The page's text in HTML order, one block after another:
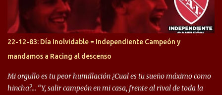
rendimiento que ha producido en el Rojo. Pasando a jugadores que
jugaron en Defensa y ahora están en el rojo, tenemos a la dupla
Gastón Togni y Domingo Blanco, donde ambos explotaron
futbolísticamente hablando en el equipo de Varela, donde, por
ejemplo, el caso de Mingo llego a ser tenido en cuenta para el
Seleccionado Argentino, rendimiento que aún no ha logrado
mostrar en Independiente. En e...
22-12-83: Día Inolvidable = Independiente Campeón y
mandamos a Racing al descenso
Mi orgullo es tu peor humillación ¿Cual es tu sueño máximo como
hincha?… “Y, salir campeón en mi casa, frente al rival de toda la